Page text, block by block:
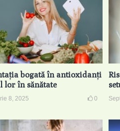
bogată în antioxidanți
lor în sănătate
8, 2025 0